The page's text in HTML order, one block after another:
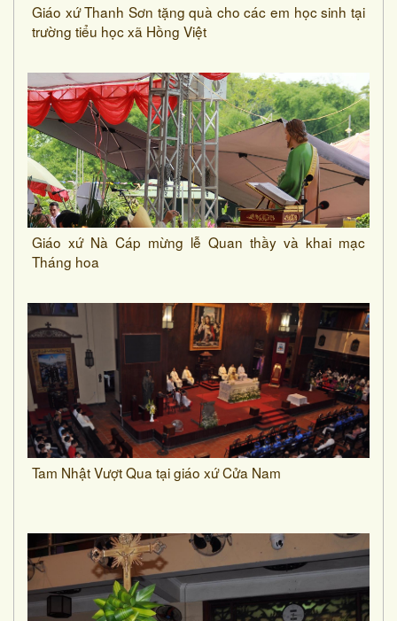
Giáo xứ Thanh Sơn tặng quà cho các em học sinh tại
trường tiểu học xã Hồng Việt
Giáo xứ Nà Cáp mừng lễ Quan thầy và khai mạc
Tháng hoa
Tam Nhật Vượt Qua tại giáo xứ Cửa Nam